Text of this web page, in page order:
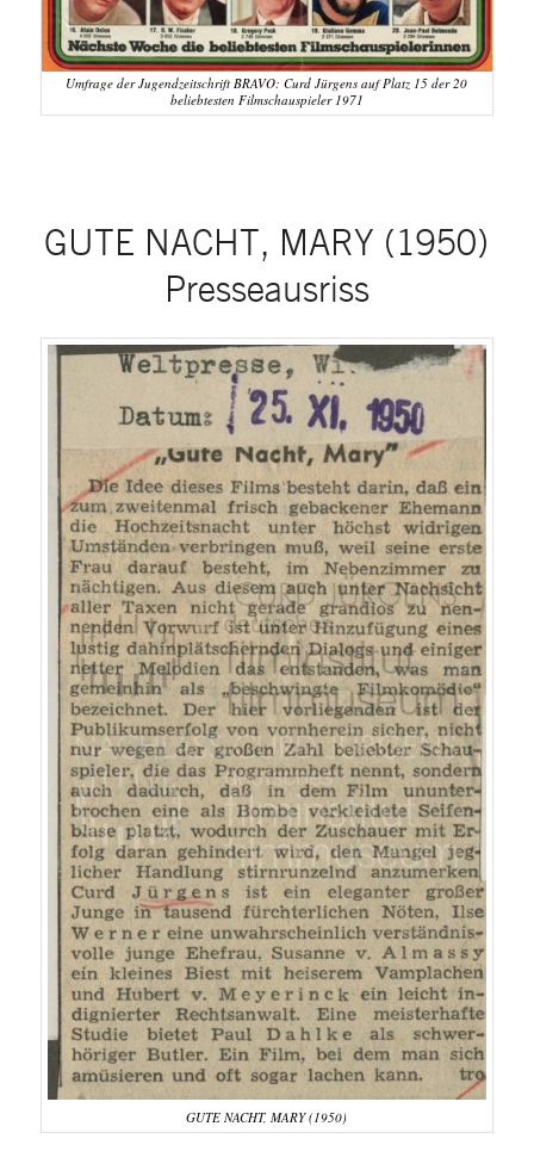
Umfrage der Jugendzeitschrift BRAVO: Curd Jürgens auf Platz 15 der 20
beliebtesten Filmschauspieler 1971
GUTE NACHT, MARY (1950)
Presseausriss
GUTE NACHT, MARY (1950)